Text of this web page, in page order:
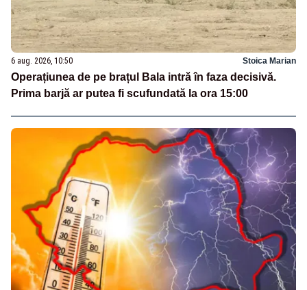
6 aug. 2026, 10:50 Stoica Marian
Operațiunea de pe brațul Bala intră în faza decisivă.
Prima barjă ar putea fi scufundată la ora 15:00